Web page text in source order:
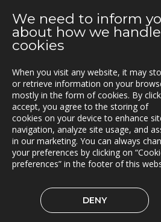
Triona förvaltar system som
KONTAKT
Box 762, S-781 27 Borlänge,
Sweden
© 2026 Triona AB
We need to inform
about how we handle
cookies
When you visit any website, it may
or retrieve information on your
mostly in the form of cookies. By
accept, you agree to the storing of
cookies on your device to enhance
navigation, analyze site usage, and
in our marketing. You can always
your preferences by clicking on
preferences” in the footer of this
DENY